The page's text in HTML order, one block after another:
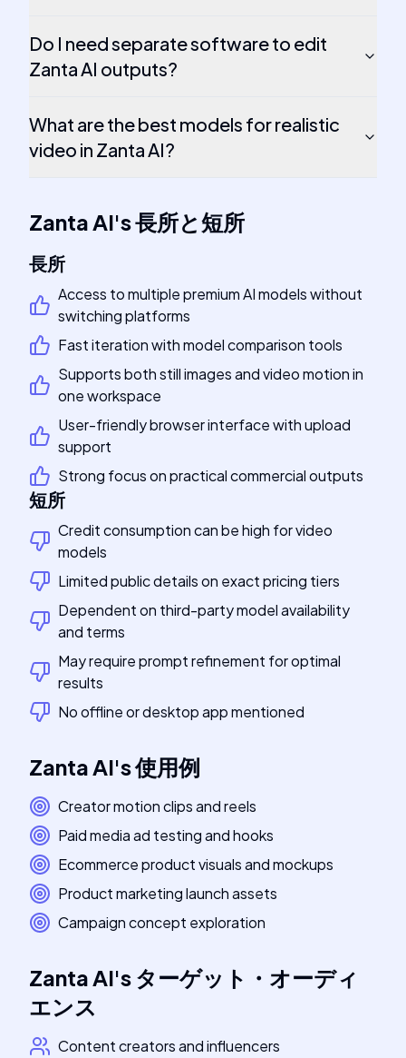
Do I need separate software to edit
Zanta AI outputs?
What are the best models for realistic
video in Zanta AI?
Zanta AI's長所と短所
長所
Access to multiple premium AI models without
switching platforms
Fast iteration with model comparison tools
Supports both still images and video motion in
one workspace
User-friendly browser interface with upload
support
Strong focus on practical commercial outputs
短所
Credit consumption can be high for video
models
Limited public details on exact pricing tiers
Dependent on third-party model availability
and terms
May require prompt refinement for optimal
results
No offline or desktop app mentioned
Zanta AI's使用例
Creator motion clips and reels
Paid media ad testing and hooks
Ecommerce product visuals and mockups
Product marketing launch assets
Campaign concept exploration
Zanta AI's ターゲット・オーディ
エンス
Content creators and influencers